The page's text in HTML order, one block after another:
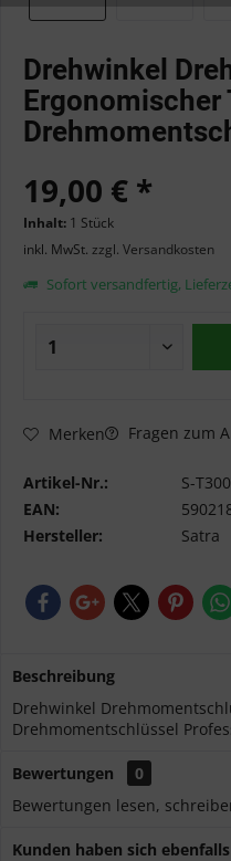
Drehwinkel
Ergonomischer
19,00 € *
Inhalt: 1 Stück
inkl. MwSt. zzgl. Versandkosten
Sofort versandfertig,
Merken Fragen zum
Artikel-Nr.:
S-
EAN:
Hersteller:
Satra
Beschreibung
Drehwinkel
Drehmomentschlüssel
Bewertungen
0
Bewertungen lesen,
Kunden haben sich